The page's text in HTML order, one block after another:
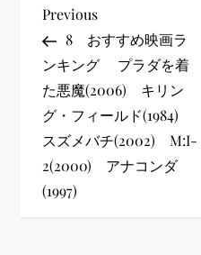
投
稿
ナ
ビ
ゲ
Previous
Post
Previous
8 おすすめ映画ラ
ンキング プラダを着
た悪魔(2006) キリン
グ・フィールド(1984)
スズメバチ(2002) M:I-
2(2000) アナコンダ
(1997)